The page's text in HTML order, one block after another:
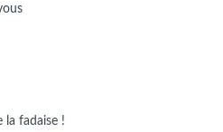
la fadaise !